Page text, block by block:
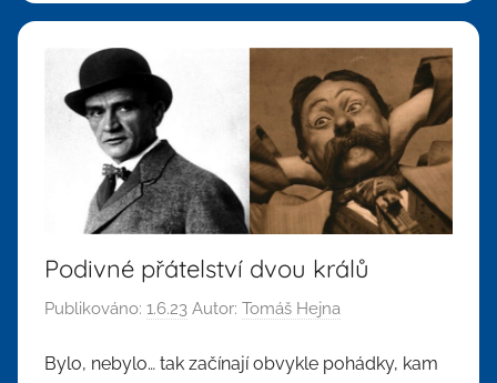
Podivné přátelství dvou králů
Publikováno: 1.6.23 Autor: Tomáš Hejna
Bylo, nebylo… tak začínají obvykle pohádky, kam